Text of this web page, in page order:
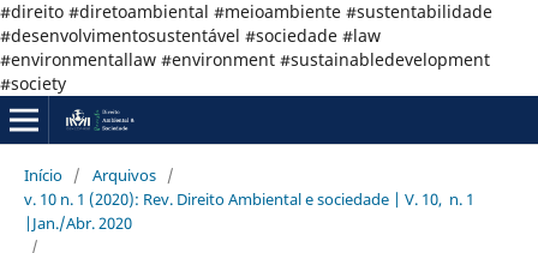
#direito #diretoambiental #meioambiente #sustentabilidade
#desenvolvimentosustentável #sociedade #law
#environmentallaw #environment #sustainabledevelopment
#society
Início / Arquivos /
v. 10 n. 1 (2020): Rev. Direito Ambiental e sociedade | V. 10, n. 1
|Jan./Abr. 2020
/